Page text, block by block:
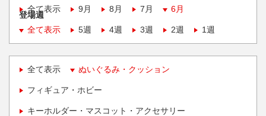
全て表示
9月 8月 7月 6月
登場週
全て表示
5週 4週 3週 2週 1週
全て表示 ぬいぐるみ・クッション
フィギュア・ホビー
キーホルダー・マスコット・アクセサリー